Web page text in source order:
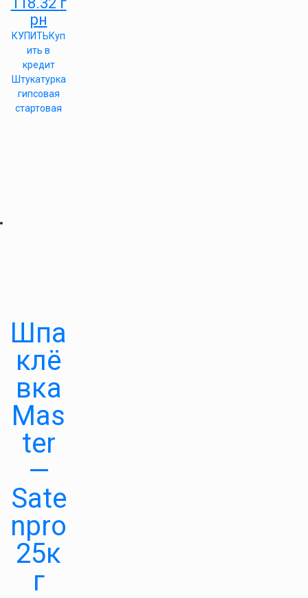
рн
КУПИТЬКуп
ить в
кредит
Штукатурка
гипсовая
стартовая
Шпа
клё
вка
Mas
ter
—
Sate
npro
25к
г